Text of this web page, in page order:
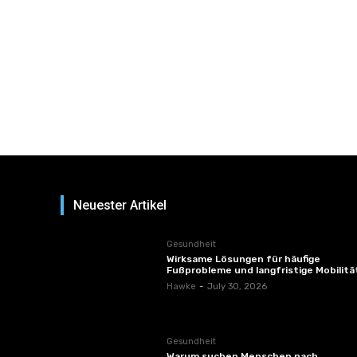
Neuester Artikel
Gesundheit
Wirksame Lösungen für häufige
Fußprobleme und langfristige
Hawke - July 30, 2026
Gesundheit